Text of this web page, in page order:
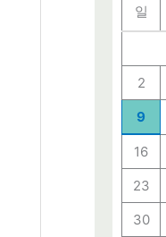
일
2
9
16
23
30